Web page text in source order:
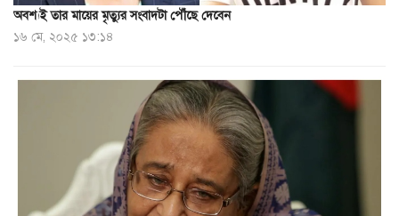
অবশ্যই তার মায়ের মৃত্যুর সংবাদটা পৌঁছে দেবেন
১৬ মে, ২০২৫ ১৩:১৪